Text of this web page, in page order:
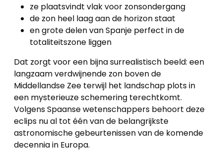
Home
Lopende
projecten
Alle
Panden
Over
ze plaatsvindt vlak voor zonsondergang
de zon heel laag aan de horizon staat
en grote delen van Spanje perfect in de
totaliteitszone liggen
Dat zorgt voor een bijna surrealistisch beeld: een
langzaam verdwijnende zon boven de
Middellandse Zee terwijl het landschap plots in
een mysterieuze schemering terechtkomt.
Volgens Spaanse wetenschappers behoort deze
eclips nu al tot één van de belangrijkste
astronomische gebeurtenissen van de komende
decennia in Europa.